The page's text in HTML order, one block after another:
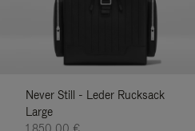
Never Still - Leder Rucksack
Large